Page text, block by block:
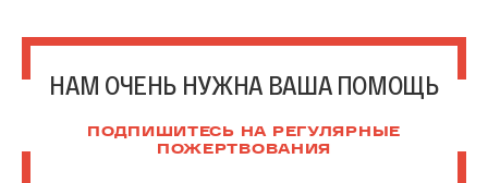
НАМ ОЧЕНЬ НУЖНА ВАША ПОМОЩЬ
ПОДПИШИТЕСЬ НА РЕГУЛЯРНЫЕ
ПОЖЕРТВОВАНИЯ